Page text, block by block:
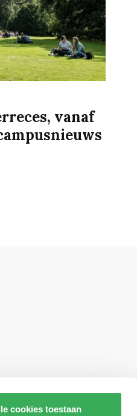
cookies toestaan
vanaf